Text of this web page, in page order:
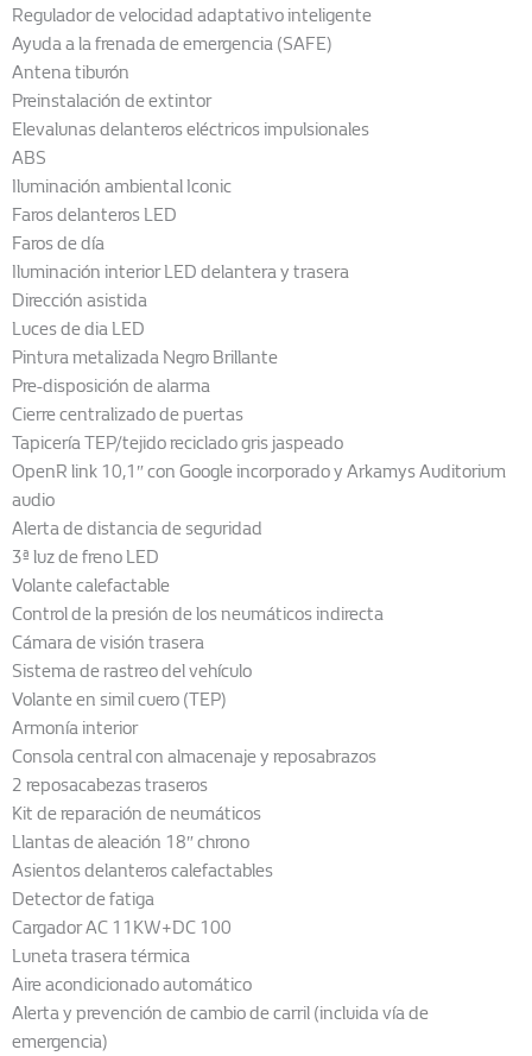
Regulador de velocidad adaptativo inteligente
Ayuda a la frenada de emergencia (SAFE)
Antena tiburón
Preinstalación de extintor
Elevalunas delanteros eléctricos impulsionales
ABS
Iluminación ambiental Iconic
Faros delanteros LED
Faros de día
Iluminación interior LED delantera y trasera
Dirección asistida
Luces de dia LED
Pintura metalizada Negro Brillante
Pre-disposición de alarma
Cierre centralizado de puertas
Tapicería TEP/tejido reciclado gris jaspeado
OpenR link 10,1″ con Google incorporado y Arkamys Auditorium
audio
Alerta de distancia de seguridad
3ª luz de freno LED
Volante calefactable
Control de la presión de los neumáticos indirecta
Cámara de visión trasera
Sistema de rastreo del vehículo
Volante en simil cuero (TEP)
Armonía interior
Consola central con almacenaje y reposabrazos
2 reposacabezas traseros
Kit de reparación de neumáticos
Llantas de aleación 18″ chrono
Asientos delanteros calefactables
Detector de fatiga
Cargador AC 11KW+DC 100
Luneta trasera térmica
Aire acondicionado automático
Alerta y prevención de cambio de carril (incluida vía de
emergencia)